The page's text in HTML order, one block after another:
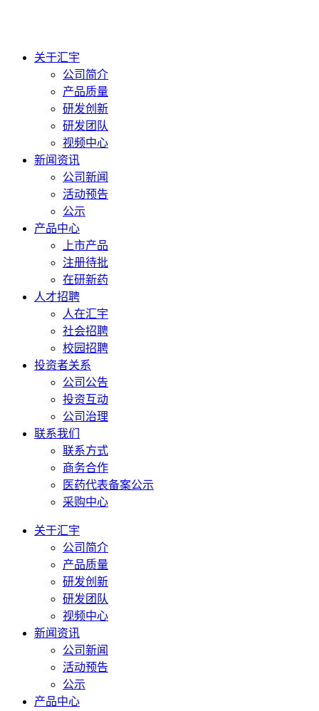
关于汇宇
公司简介
产品质量
研发创新
研发团队
视频中心
新闻资讯
公司新闻
活动预告
公示
产品中心
上市产品
注册待批
在研新药
人才招聘
人在汇宇
社会招聘
校园招聘
投资者关系
公司公告
投资互动
公司治理
联系我们
联系方式
商务合作
医药代表备案公示
采购中心
关于汇宇
公司简介
产品质量
研发创新
研发团队
视频中心
新闻资讯
公司新闻
活动预告
公示
产品中心